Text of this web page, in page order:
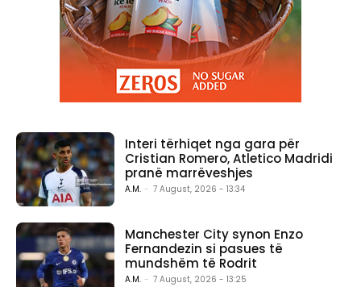
Interi tërhiqet nga gara për
Cristian Romero, Atletico Madridi
pranë marrëveshjes
A.M. - 7 August, 2026 - 13:34
Manchester City synon Enzo
Fernandezin si pasues të
mundshëm të Rodrit
A.M. - 7 August, 2026 - 13:25